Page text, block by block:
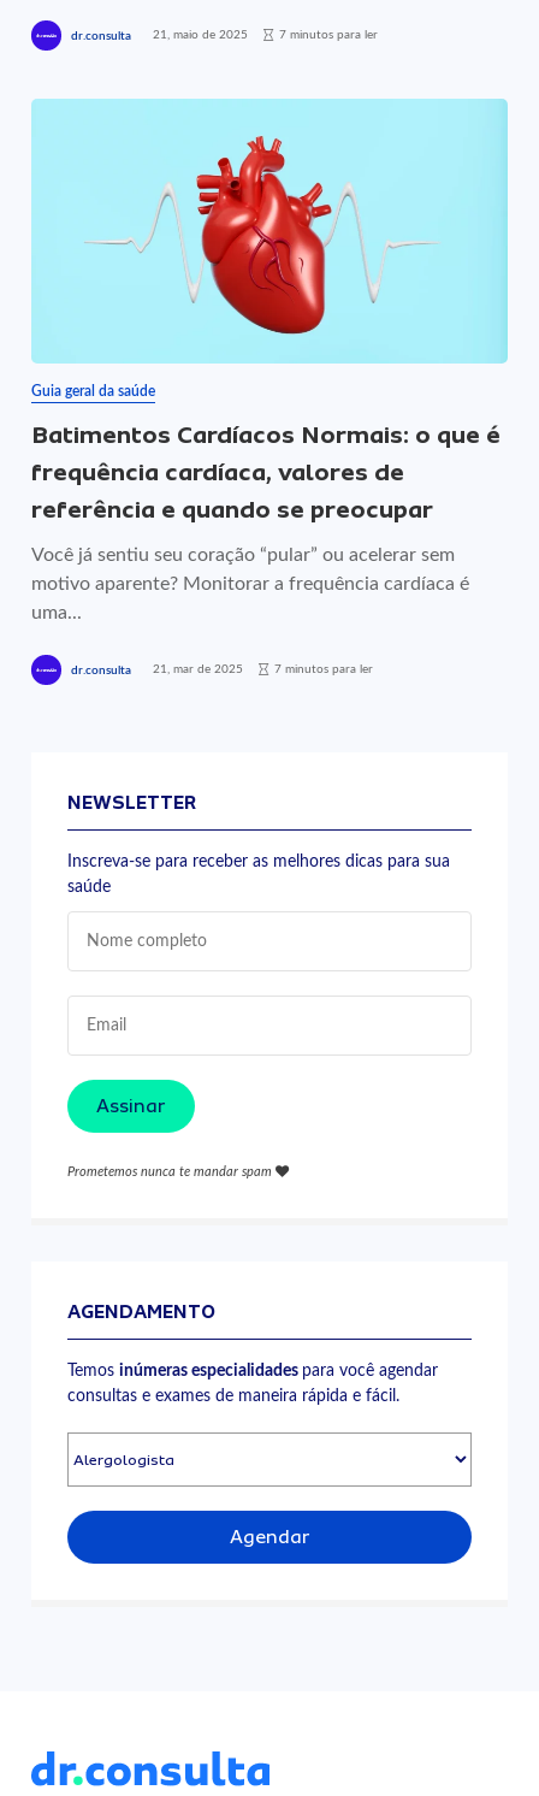
dr.consulta 21, maio de 2025 7 minutos para ler
Guia geral da saúde
Batimentos Cardíacos Normais: o que é
frequência cardíaca, valores de
referência e quando se preocupar
Você já sentiu seu coração “pular” ou acelerar sem
motivo aparente? Monitorar a frequência cardíaca é
uma...
dr.consulta 21, mar de 2025 7 minutos para ler
NEWSLETTER
Inscreva-se para receber as melhores dicas para sua
saúde
Assinar
Prometemos nunca te mandar spam
AGENDAMENTO
Temosinúmeras especialidades para você agendar
consultas e exames de maneira rápida e fácil.
Agendar